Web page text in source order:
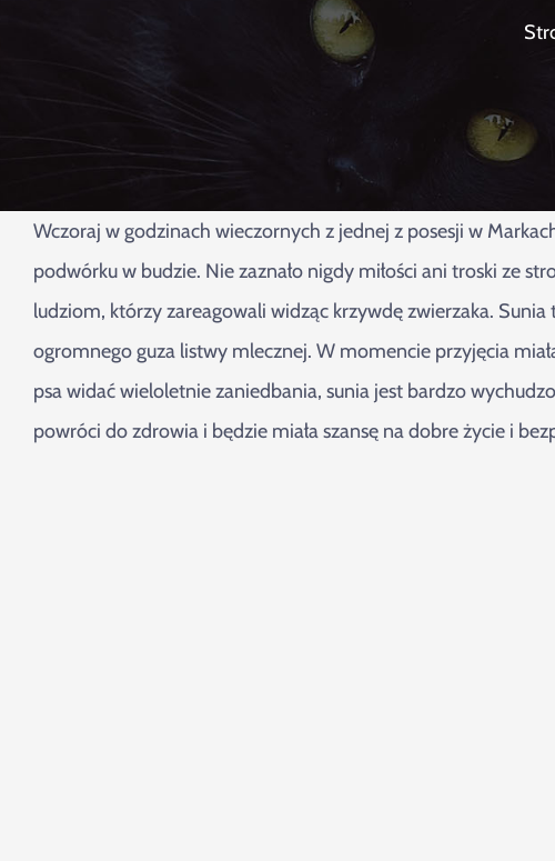
Wczoraj w godzinach wieczornych z jednej z posesji w
podwórku w budzie. Nie zaznało nigdy miłości ani troski ze
ludziom, którzy zareagowali widząc krzywdę zwierzaka.
ogromnego guza listwy mlecznej. W momencie przyjęcia
psa widać wieloletnie zaniedbania, sunia jest bardzo
powróci do zdrowia i będzie miała szansę na dobre życie i